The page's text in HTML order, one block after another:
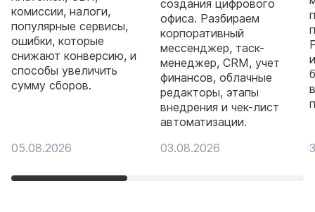
комиссии, налоги,
популярные сервисы,
ошибки, которые
снижают конверсию, и
способы увеличить
сумму сборов.
05.08.2026
создания цифрового
офиса. Разбираем
корпоративный
мессенджер, таск-
менеджер, CRM, учет
финансов, облачные
редакторы, этапы
внедрения и чек-лист
автоматизации.
03.08.2026